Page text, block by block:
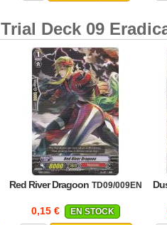
Trial Deck 09
Red River Dragoon TD09/009EN
0,15 € EN STOCK